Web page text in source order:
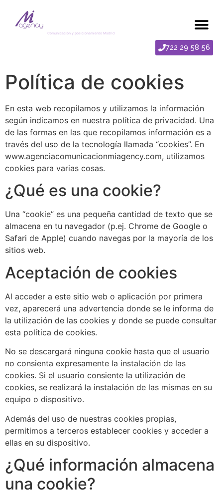
Comunicación y posicionamiento Madrid
722 29 58 56
Política de cookies
En esta web recopilamos y utilizamos la información
según indicamos en nuestra política de privacidad. Una
de las formas en las que recopilamos información es a
través del uso de la tecnología llamada “cookies”. En
www.agenciacomunicacionmiagency.com, utilizamos
cookies para varias cosas.
¿Qué es una cookie?
Una “cookie” es una pequeña cantidad de texto que se
almacena en tu navegador (p.ej. Chrome de Google o
Safari de Apple) cuando navegas por la mayoría de los
sitios web.
Aceptación de cookies
Al acceder a este sitio web o aplicación por primera
vez, aparecerá una advertencia donde se le informa de
la utilización de las cookies y donde se puede consultar
esta política de cookies.
No se descargará ninguna cookie hasta que el usuario
no consienta expresamente la instalación de las
cookies. Si el usuario consiente la utilización de
cookies, se realizará la instalación de las mismas en su
equipo o dispositivo.
Además del uso de nuestras cookies propias,
permitimos a terceros establecer cookies y acceder a
ellas en su dispositivo.
¿Qué información almacena
una cookie?